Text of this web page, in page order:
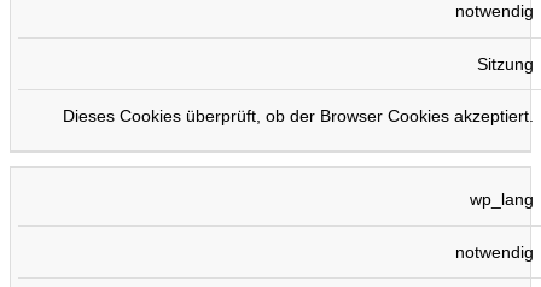
notwendig
Sitzung
Dieses Cookies überprüft, ob der Browser Cookies akzeptiert.
wp_lang
notwendig